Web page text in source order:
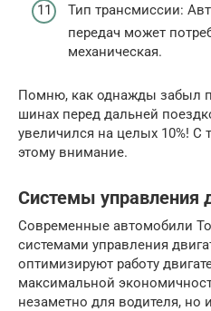
Тип трансмиссии:
передач может
механическая.
Помню, как однажды забыл
шинах перед дальней
увеличился на целых 10%! С
этому внимание.
Системы управления
Современные автомобили
системами управления
оптимизируют работу
максимальной
незаметно для водителя, но